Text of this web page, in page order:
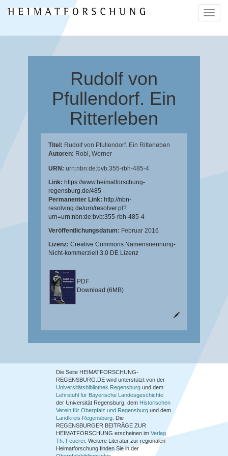
ein-/
Rudolf von
Pfullendorf. Ein
Ritterleben
Titel: Rudolf von Pfullendorf. Ein Ritterleben
Autoren: Robl, Werner
URN: urn:nbn:de:bvb:355-rbh-485-4
Link: https://www.heimatforschung-
regensburg.de/485
Permanenter Link: http://nbn-
resolving.de/urn/resolver.pl?
urn=urn:nbn:de:bvb:355-rbh-485-4
Veröffentlichungsdatum: Februar 2016
Lizenz: Creative Commons Namensnennung-
Nicht-kommerziell 3.0 DE Lizenz
PDF
Download (6MB)
Die Seite HEIMATFORSCHUNG-
REGENSBURG.DE wird unterstützt von der
Universitätsbibliothek Regensburg und dem
Lehrstuhl für Bayerische Landesgeschichte
der Universität Regensburg, dem Historischen
Verein für Oberpfalz und Regensburg und dem
Landkreis Regensburg . Die
REGENSBURGER BEITRÄGE ZUR
HEIMATFORSCHUNG erscheinen im Verlag
Th. Feuerer. Weitere Literatur zur regionalen
Heimatforschung finden Sie in der